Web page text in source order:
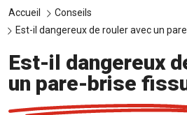
Accueil
Conseils
Est-il dangereux de rouler avec un
Est-il dangereux
un pare-brise